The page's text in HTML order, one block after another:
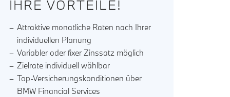
IHRE VORTEILE!
Attraktive monatliche Raten nach Ihrer
individuellen Planung
Variabler oder fixer Zinssatz möglich
Zielrate individuell wählbar
Top-Versicherungskonditionen über
BMW Financial Services